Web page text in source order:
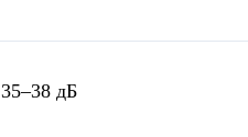
35–38 дБ